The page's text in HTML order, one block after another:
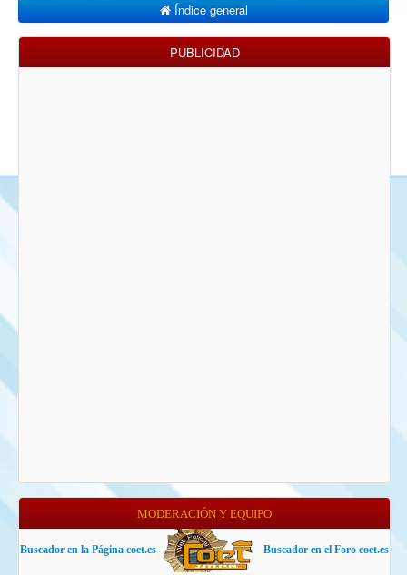
Índice general
PUBLICIDAD
MODERACIÓN Y EQUIPO
Buscador en la Página coet.es Buscador en el Foro coet.es